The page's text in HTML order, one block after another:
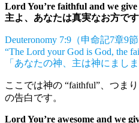
Lord You’re faithful and we give
主よ、あなたは真実なお方で
Deuteronomy 7:9（申命記7章9節
“The Lord your God is God, the
「あなたの神、主は神にまし
ここでは神の “faithful”、つま
の告白です。
Lord You’re awesome and we